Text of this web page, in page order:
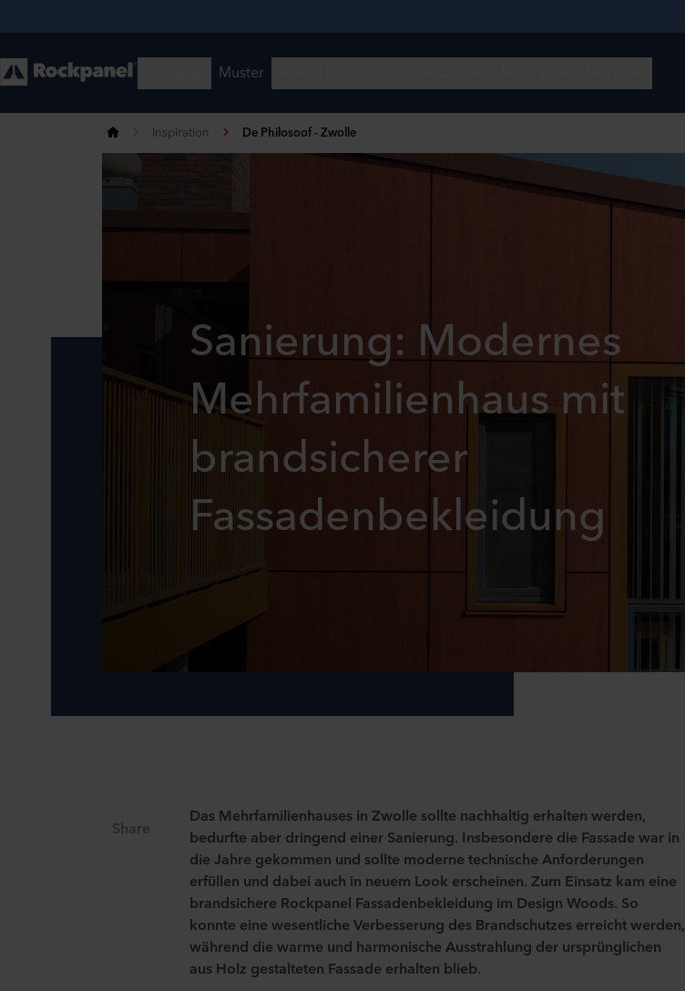
Inspiration De Philosoof - Zwolle
Sanierung: Modernes
Mehrfamilienhaus mit
brandsicherer
Fassadenbekleidung
Share
Das Mehrfamilienhauses in Zwolle sollte nachhaltig erhalten werden,
bedurfte aber dringend einer Sanierung. Insbesondere die Fassade war in
die Jahre gekommen und sollte moderne technische Anforderungen
erfüllen und dabei auch in neuem Look erscheinen. Zum Einsatz kam eine
brandsichere Rockpanel Fassadenbekleidung im Design Woods. So
konnte eine wesentliche Verbesserung des Brandschutzes erreicht werden,
während die warme und harmonische Ausstrahlung der ursprünglichen
aus Holz gestalteten Fassade erhalten blieb.